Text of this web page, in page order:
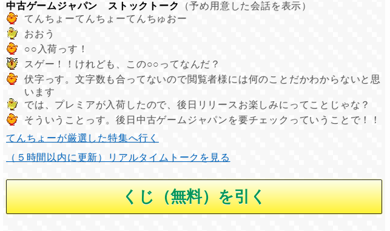
中古ゲームジャパン ストックトーク
（予め用意した会話を表示）
てんちょーてんちょーてんちゅおー
おおう
○○入荷っす！
スゲー！！けれども、この○○ってなんだ？
伏字っす。文字数も合ってないので閲覧者様には何のことだかわからないと思
います
では、プレミアが入荷したので、後日リリースお楽しみにってことじゃな？
そういうことっす。後日中古ゲームジャパンを要チェックっていうことで！！
てんちょーが厳選した特集へ行く
（５時間以内に更新）リアルタイムトークを見る